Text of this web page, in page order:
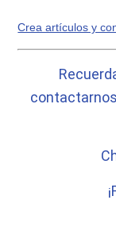
Crea artículos y